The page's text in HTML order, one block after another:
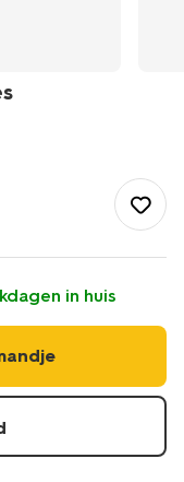
in huis